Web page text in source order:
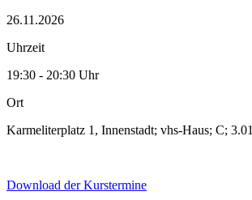
26.11.2026
Uhrzeit
19:30 - 20:30 Uhr
Ort
Karmeliterplatz 1, Innenstadt; vhs-Haus; C; 3.01
Download der Kurstermine